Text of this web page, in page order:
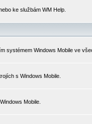
ke službám WM Help.
systémem Windows Mobile ve
s Windows Mobile.
Mobile.